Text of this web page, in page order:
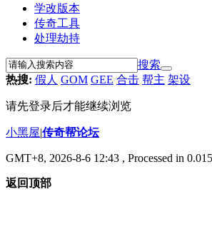
学改版本
传奇工具
处理劫持
搜索
热搜: 假人 GOM GEE 合击 帮主 架设
请先登录后才能继续浏览
小黑屋|传奇帮论坛
GMT+8, 2026-8-6 12:43 , Processed in
返回顶部